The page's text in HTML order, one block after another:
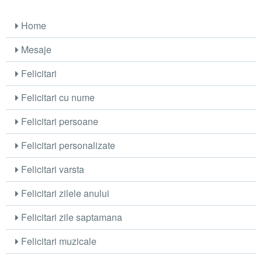
Home
Mesaje
Felicitari
Felicitari cu nume
Felicitari persoane
Felicitari personalizate
Felicitari varsta
Felicitari zilele anului
Felicitari zile saptamana
Felicitari muzicale